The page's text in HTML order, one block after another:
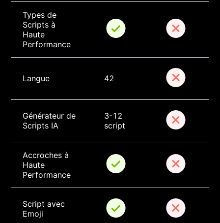
Types de
Scripts à
Haute
Performance
Langue 42
Générateur de
Scripts IA
3-12
script
Accroches à
Haute
Performance
Script avec
Emoji